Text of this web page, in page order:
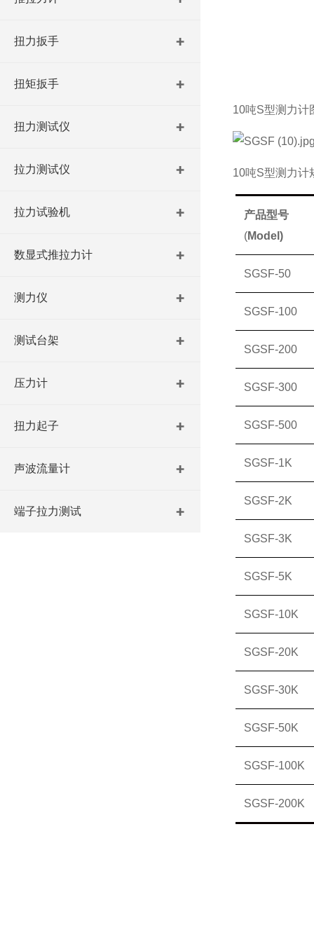
扭力扳手
扭矩扳手
扭力测试仪
拉力测试仪
拉力试验机
数显式推拉力计
测力仪
测试台架
压力计
扭力起子
声波流量计
端子拉力测试
10吨S型测力计
10吨S型测力计
产品型号
(Model)
SGSF-50
SGSF-100
SGSF-200
SGSF-300
SGSF-500
SGSF-1K
SGSF-2K
SGSF-3K
SGSF-5K
SGSF-10K
SGSF-20K
SGSF-30K
SGSF-50K
SGSF-100K
SGSF-200K